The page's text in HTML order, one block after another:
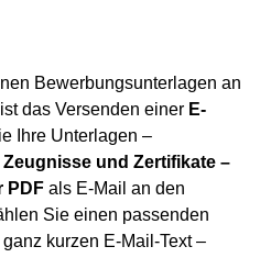
Bewerbungsunterlagen an
das Versenden einer E-
Ihre Unterlagen –
und Zertifikate –
PDF als E-Mail an den
Sie einen passenden
kurzen E-Mail-Text –